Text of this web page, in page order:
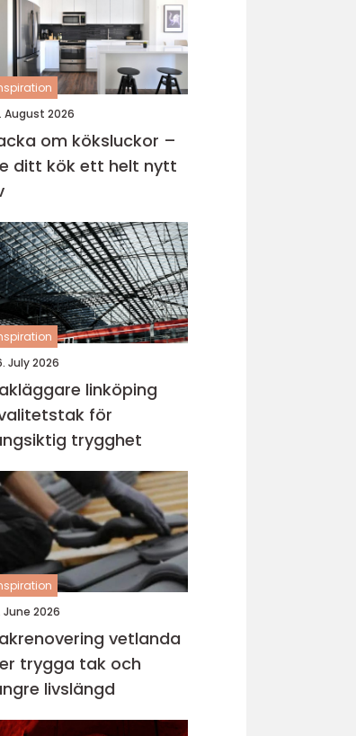
August 2026
om köksluckor –
ditt kök ett helt nytt
July 2026
linköping
för
trygghet
June 2026
vetlanda
trygga tak och
livslängd